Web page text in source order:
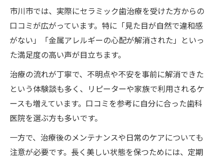
市川市では、実際にセラミック歯治療を受けた方からの
口コミが広がっています。特に「見た目が自然で違和感
がない」「金属アレルギーの心配が解消された」といっ
た満足度の高い声が目立ちます。
治療の流れが丁寧で、不明点や不安を事前に解消できた
という体験談も多く、リピーターや家族で利用されるケ
ースも増えています。口コミを参考に自分に合った歯科
医院を選ぶ方も多いです。
一方で、治療後のメンテナンスや日常のケアについても
注意が必要です。長く美しい状態を保つためには、定期